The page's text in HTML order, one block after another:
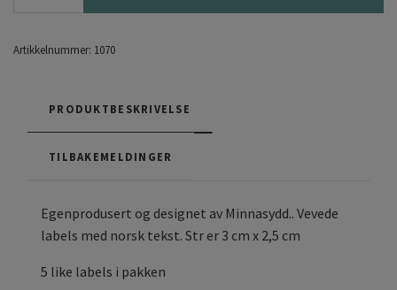
Artikkelnummer: 1070
PRODUKTBESKRIVELSE
TILBAKEMELDINGER
Egenprodusert og designet av Minnasydd.. Vevede
labels med norsk tekst. Str er 3 cm x 2,5 cm
5 like labels i pakken